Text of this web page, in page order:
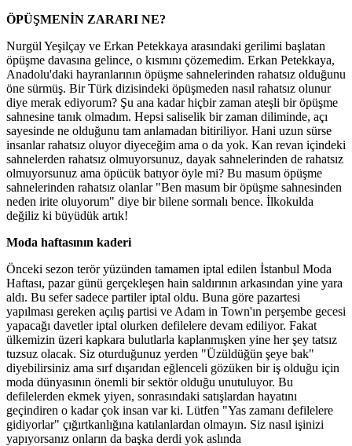
ÖPÜŞMENİN ZARARI NE?
Nurgül Yeşilçay ve Erkan Petekkaya arasındaki gerilimi başlatan
öpüşme davasına gelince, o kısmını çözemedim. Erkan Petekkaya,
Anadolu'daki hayranlarının öpüşme sahnelerinden rahatsız olduğunu
öne sürmüş. Bir Türk dizisindeki öpüşmeden nasıl rahatsız olunur
diye merak ediyorum? Şu ana kadar hiçbir zaman ateşli bir öpüşme
sahnesine tanık olmadım. Hepsi saliselik bir zaman diliminde, açı
sayesinde ne olduğunu tam anlamadan bitiriliyor. Hani uzun sürse
insanlar rahatsız oluyor diyeceğim ama o da yok. Kan revan içindeki
sahnelerden rahatsız olmuyorsunuz, dayak sahnelerinden de rahatsız
olmuyorsunuz ama öpücük batıyor öyle mi? Bu masum öpüşme
sahnelerinden rahatsız olanlar "Ben masum bir öpüşme sahnesinden
neden irite oluyorum" diye bir bilene sormalı bence. İlkokulda
değiliz ki büyüdük artık!
Moda haftasının kaderi
Önceki sezon terör yüzünden tamamen iptal edilen İstanbul Moda
Haftası, pazar günü gerçekleşen hain saldırının arkasından yine yara
aldı. Bu sefer sadece partiler iptal oldu. Buna göre pazartesi
yapılması gereken açılış partisi ve Adam in Town'ın perşembe gecesi
yapacağı davetler iptal olurken defilelere devam ediliyor. Fakat
ülkemizin üzeri kapkara bulutlarla kaplanmışken yine her şey tatsız
tuzsuz olacak. Siz oturduğunuz yerden "Üzüldüğün şeye bak"
diyebilirsiniz ama sırf dışarıdan eğlenceli gözüken bir iş olduğu için
moda dünyasının önemli bir sektör olduğu unutuluyor. Bu
defilelerden ekmek yiyen, sonrasındaki satışlardan hayatını
geçindiren o kadar çok insan var ki. Lütfen "Yas zamanı defilelere
gidiyorlar" çığırtkanlığına katılanlardan olmayın. Siz nasıl işinizi
yapıyorsanız onların da başka derdi yok aslında